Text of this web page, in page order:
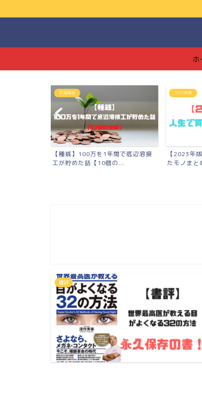
ホ
を1年間で底辺溶接
2023年版
【2023年版】人生で買って良かっ
たモノまとめ
つ
【
【
書評